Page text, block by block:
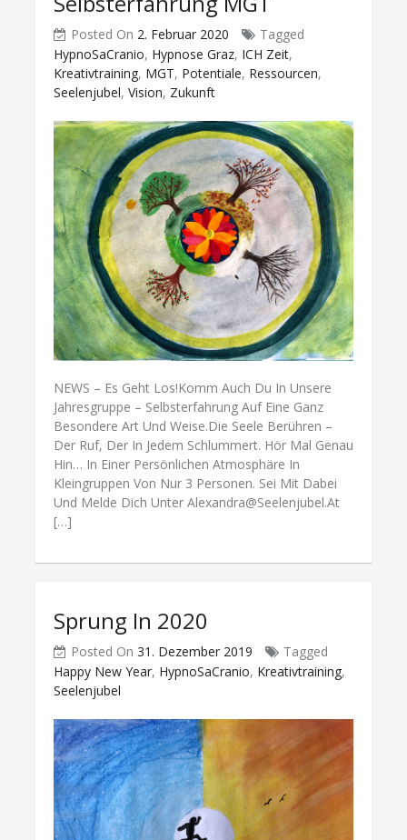
Posted On 2. Februar 2020
Tagged
HypnoSaCranio, Hypnose Graz, ICH Zeit,
Kreativtraining, MGT, Potentiale, Ressourcen,
Seelenjubel, Vision, Zukunft
NEWS – Es Geht Los!Komm Auch Du In Unsere
Jahresgruppe – Selbsterfahrung Auf Eine Ganz
Besondere Art Und Weise.Die Seele Berühren –
Der Ruf, Der In Jedem Schlummert. Hör Mal Genau
Hin… In Einer Persönlichen Atmosphäre In
Kleingruppen Von Nur 3 Personen. Sei Mit Dabei
Und Melde Dich Unter Alexandra@seelenjubel.at
[…]
Sprung In 2020
Posted On 31. Dezember 2019
Tagged
Happy New Year, HypnoSaCranio, Kreativtraining,
Seelenjubel